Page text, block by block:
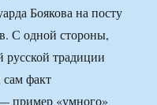
Боякова на посту
С одной стороны,
традиции
сам факт
пример «умного»